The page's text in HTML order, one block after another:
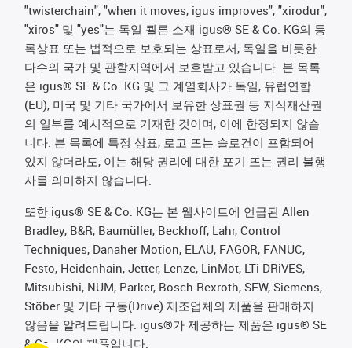
"twisterchain", "when it moves, igus improves", "xirodur",
"xiros" 및 "yes"는 독일 쾰른 소재 igus® SE & Co. KG의 등
록상표 또는 법적으로 보호되는 상표로서, 독일을 비롯한
다수의 국가 및 관할지역에서 보호받고 있습니다. 본 목록
은 igus® SE & Co. KG 및 그 계열회사가 독일, 유럽연합
(EU), 미국 및 기타 국가에서 보유한 상표권 등 지식재산권
의 일부를 예시적으로 기재한 것이며, 이에 한정되지 않습
니다. 본 목록에 특정 상표, 로고 또는 슬로건이 포함되어
있지 않더라도, 이는 해당 권리에 대한 포기 또는 권리 불행
사를 의미하지 않습니다.
또한 igus® SE & Co. KG는 본 웹사이트에 언급된 Allen
Bradley, B&R, Baumüller, Beckhoff, Lahr, Control
Techniques, Danaher Motion, ELAU, FAGOR, FANUC,
Festo, Heidenhain, Jetter, Lenze, LinMot, LTi DRiVES,
Mitsubishi, NUM, Parker, Bosch Rexroth, SEW, Siemens,
Stöber 및 기타 구동(Drive) 제조업체의 제품을 판매하지
않음을 알려드립니다. igus®가 제공하는 제품은 igus® SE
& Co. KG의 제품입니다.